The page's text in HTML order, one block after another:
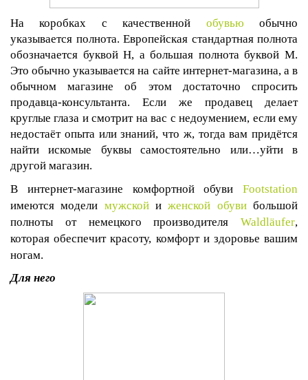
На коробках с качественной обувью обычно
указывается полнота. Европейская стандартная полнота
обозначается буквой H, а большая полнота буквой M.
Это обычно указывается на сайте интернет-магазина, а в
обычном магазине об этом достаточно спросить
продавца-консультанта. Если же продавец делает
круглые глаза и смотрит на вас с недоумением, если ему
недостаёт опыта или знаний, что ж, тогда вам придётся
найти искомые буквы самостоятельно или…уйти в
другой магазин.
В интернет-магазине комфортной обуви Footstation
имеются модели мужскойиженской обувибольшой
полноты от немецкого производителя Waldläufer,
которая обеспечит красоту, комфорт и здоровье вашим
ногам.
Для него